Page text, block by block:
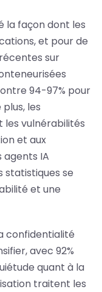
la façon dont les
et pour de
sur
94-97% pour
les
les vulnérabilités
et aux
agents IA
statistiques se
et une
confidentialité
avec 92%
quant à la
traitent les